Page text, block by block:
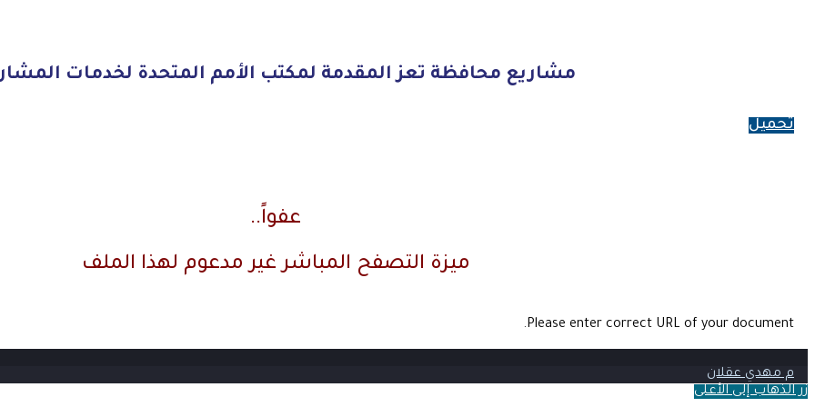
مشاريع محافظة تعز المقدمة لمكتب الأمم المتحدة لخدمات
تحميل
عفواً..
ميزة التصفح المباشر غير مدعوم لهذا الملف
Please enter correct URL of your document.
م مهدي عقلان
زر الذهاب إلى الأعلى